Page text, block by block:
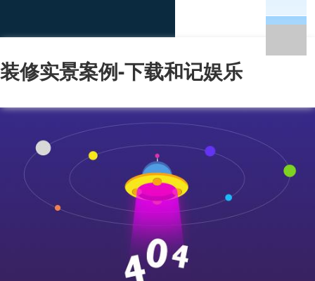
装修实景案例-下载和记娱乐